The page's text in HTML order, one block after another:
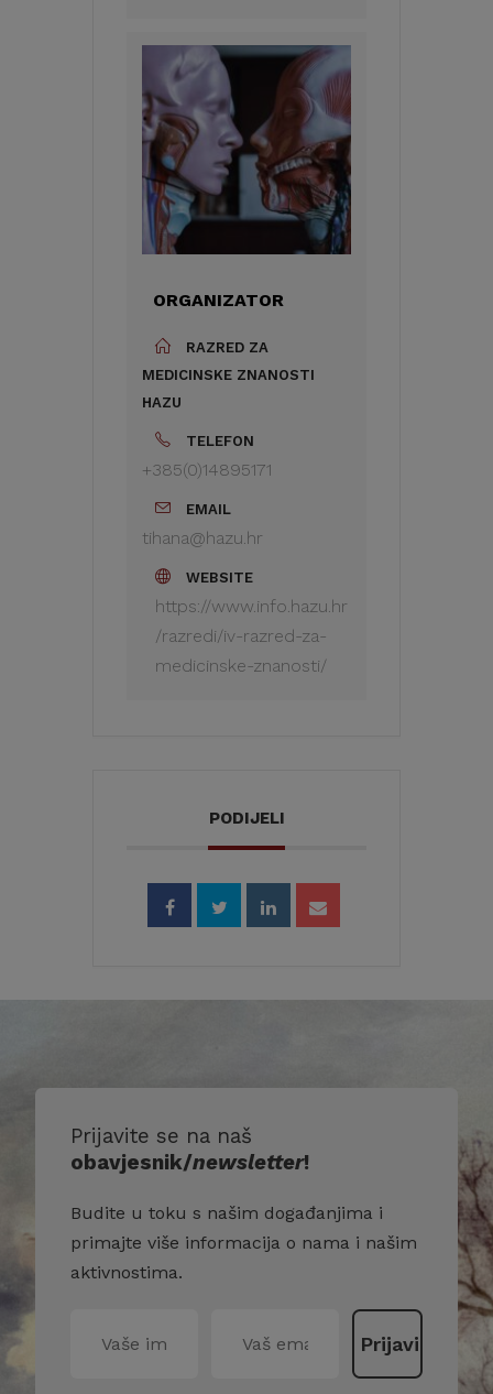
ORGANIZATOR
RAZRED ZA
MEDICINSKE ZNANOSTI
HAZU
TELEFON
+385(0)14895171
EMAIL
tihana@hazu.hr
WEBSITE
https://www.info.hazu.hr
/razredi/iv-razred-za-
medicinske-znanosti/
PODIJELI
Prijavite se na naš
obavjesnik/newsletter!
Budite u toku s našim događanjima i
primajte više informacija o nama i našim
aktivnostima.